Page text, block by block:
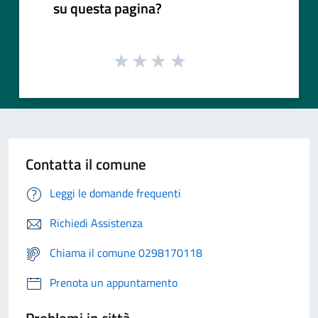
su questa pagina?
Contatta il comune
Leggi le domande frequenti
Richiedi Assistenza
Chiama il comune 0298170118
Prenota un appuntamento